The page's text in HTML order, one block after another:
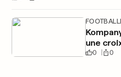
une
0 0